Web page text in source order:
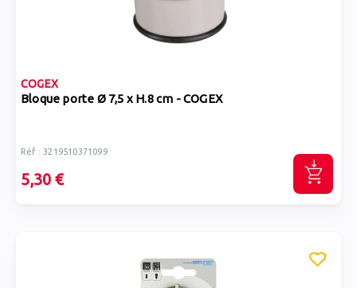
COGEX
Bloque porte Ø 7,5 x H.8 cm - COGEX
Réf : 3219510371099
5,30 €